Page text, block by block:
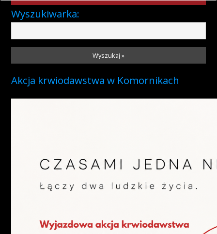
Wyszukiwarka:
Wyszukaj »
Akcja krwiodawstwa w Komornikach